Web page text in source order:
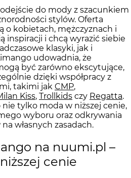
do mody z szacunkiem
stylów. Oferta
o kobietach, mężczyznach i
inspiracji i chcą wyrazić siebie
klasyki, jak i
udowadnia, że
być zarówno ekscytujące,
dzięki współpracy z
takimi jak CMP,
Kiss, Trollkids czy Regatta.
nie tylko moda w niższej cenie,
wyboru oraz odkrywania
własnych zasadach.
na nuumi.pl –
cenie